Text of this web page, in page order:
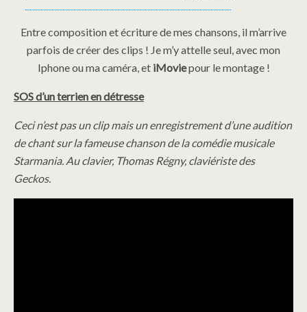
Entre composition et écriture de mes chansons, il m’arrive
parfois de créer des clips ! Je m’y attelle seul, avec mon
Iphone ou ma caméra, et iMoviepour le montage !
SOS d’un terrien en détresse
Ceci n’est pas un clip mais un enregistrement d’une audition
de chant sur la fameuse chanson de la comédie musicale
Starmania. Au clavier, Thomas Régny, claviériste des
Geckos.